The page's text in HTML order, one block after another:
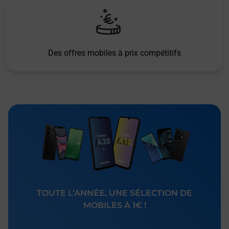
Des offres mobiles à prix compétitifs
TOUTE L’ANNÉE, UNE SÉLECTION DE
MOBILES À 1€ !